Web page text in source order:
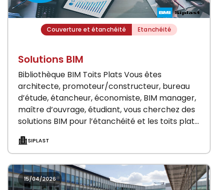
Couverture et étanchéité Etanchéité
Solutions BIM
Bibliothèque BIM Toits Plats Vous êtes
architecte, promoteur/constructeur, bureau
d’étude, étancheur, économiste, BIM manager,
maître d’ouvrage, étudiant, vous cherchez des
solutions BIM pour l’étanchéité et les toits plats
SIPLAST
15/04/2026